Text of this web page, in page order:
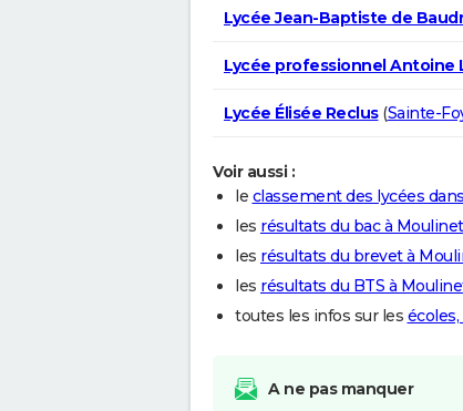
Lycée Jean-Baptiste de
Lycée professionnel Antoine
Lycée Élisée Reclus(Sainte-
Voir aussi :
le classement des lycées
les résultats du bac à Moulinet
les résultats du brevet à
les résultats du BTS à
toutes les infos sur les
A ne pas manquer